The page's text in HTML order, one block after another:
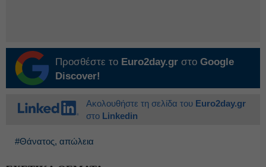
Προσθέστε το Euro2day.gr στο Google
Discover!
Ακολουθήστε τη σελίδα του Euro2day.gr
στο Linkedin
#Θάνατος, απώλεια